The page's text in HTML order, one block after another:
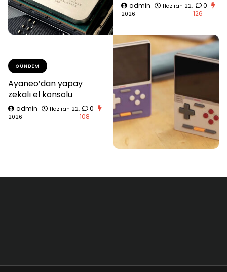
admin
Haziran 22,
2026
0
126
GÜNDEM
Ayaneo’dan yapay
zekalı el konsolu
admin
Haziran 22,
2026
0
108